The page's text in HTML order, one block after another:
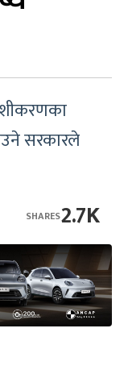
सरकारले
2.7K
SHARES